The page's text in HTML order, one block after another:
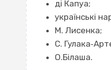
ді Капуа;
українські
М. Лисенка;
С.
О.Білаша.